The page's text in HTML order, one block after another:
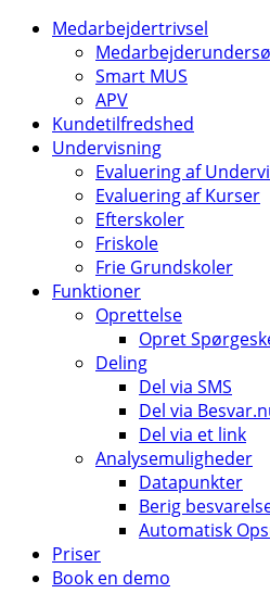
Medarbejdertrivsel
Smart MUS
APV
Kundetilfredshed
Undervisning
Evaluering af
Evaluering af Kurser
Efterskoler
Friskole
Frie Grundskoler
Funktioner
Oprettelse
Opret
Deling
Del via SMS
Del via
Del via et link
Analysemuligheder
Datapunkter
Berig
Automatisk
Priser
Book en demo